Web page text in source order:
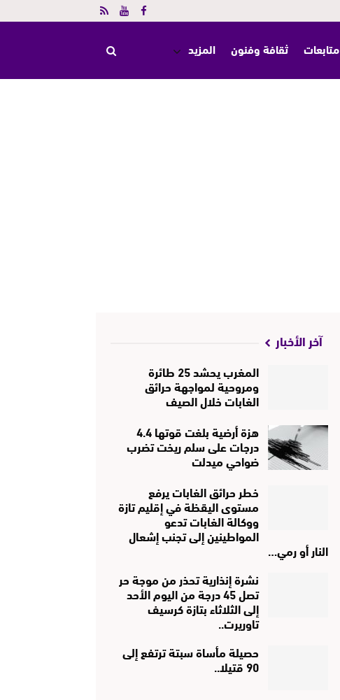
متابعات ثقافة وفنون المزيد
آخر الأخبار
المغرب يحشد 25 طائرة
ومروحية لمواجهة حرائق
الغابات خلال الصيف
هزة أرضية بلغت قوتها 4.4
درجات على سلم ريخت تضرب
ضواحي ميدلت
خطر حرائق الغابات يرفع
مستوى اليقظة في إقليم تازة
ووكالة الغابات تدعو
المواطينين إلى تجنب إشعال
النار أو رمي…
نشرة إنذارية تحذر من موجة حر
تصل 45 درجة من اليوم الأحد
إلى الثلاثاء بتازة كرسيف
تاوريرت..
حصيلة مأساة سبتة ترتفع إلى
90 قتيلا..